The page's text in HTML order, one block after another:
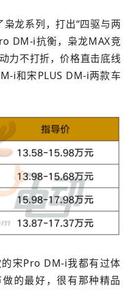
龙系列，打出“四驱与两
DM-i抗衡，枭龙MAX竞
力不打折，价格直击底线
i和宋PLUS DM-i两款车
宋Pro DM-i我都有过体
的最好，很有那种精品